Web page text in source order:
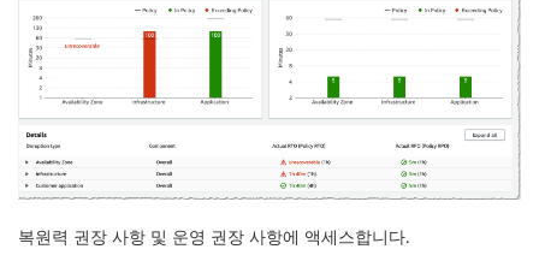
복원력 권장 사항 및 운영 권장 사항에 액세스합니다.